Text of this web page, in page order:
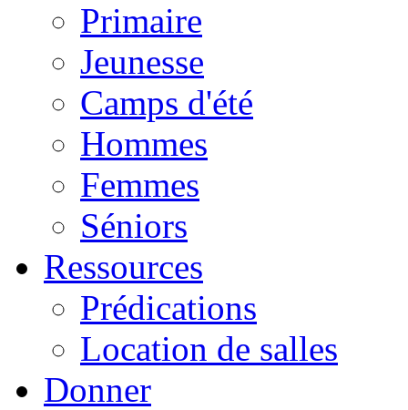
Primaire
Jeunesse
Camps d'été
Hommes
Femmes
Séniors
Ressources
Prédications
Location de salles
Donner